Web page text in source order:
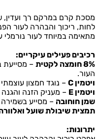
מסכת קרם במרקם רך
לחות, ריכוך והבהרה לעור
מתאימה במיוחד לעור נורמלי
רכיבים פעילים עיקריים:
8% חומצה לקטית
– מסייעת
העור.
ויטמין C
– נוגד חמצון
ויטמין E
– מעניק הזנה
שמן חוחובה – מסייע
תמצית שיבולת שועל
יתרונות: